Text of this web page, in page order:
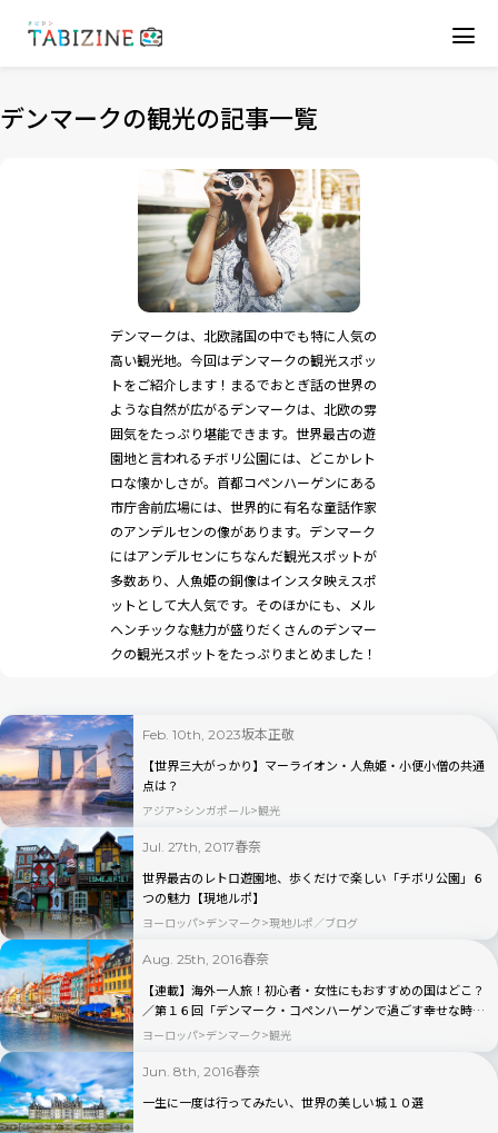
デンマークの観光の記事一覧
デンマークは、北欧諸国の中でも特に人気の
高い観光地。今回はデンマークの観光スポッ
トをご紹介します！まるでおとぎ話の世界の
ような自然が広がるデンマークは、北欧の雰
囲気をたっぷり堪能できます。世界最古の遊
園地と言われるチボリ公園には、どこかレト
ロな懐かしさが。首都コペンハーゲンにある
市庁舎前広場には、世界的に有名な童話作家
のアンデルセンの像があります。デンマーク
にはアンデルセンにちなんだ観光スポットが
多数あり、人魚姫の銅像はインスタ映えスポ
ットとして大人気です。そのほかにも、メル
ヘンチックな魅力が盛りだくさんのデンマー
クの観光スポットをたっぷりまとめました！
Feb. 10th, 2023坂本正敬
【世界三大がっかり】マーライオン・人魚姫・小便小僧の共通
点は？
アジア シンガポール 観光
Jul. 27th, 2017春奈
世界最古のレトロ遊園地、歩くだけで楽しい「チボリ公園」６
つの魅力【現地ルポ】
ヨーロッパ デンマーク 現地ルポ／ブログ
Aug. 25th, 2016春奈
【連載】海外一人旅！初心者・女性にもおすすめの国はどこ？
／第１６回「デンマーク・コペンハーゲンで過ごす幸せな時
間」
ヨーロッパ デンマーク 観光
Jun. 8th, 2016春奈
一生に一度は行ってみたい、世界の美しい城１０選